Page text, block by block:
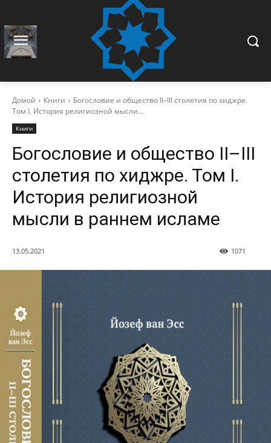
Домой Книги
Богословие и общество II–III столетия по хиджре.
Том I. История религиозной мысли...
Книги
Богословие и общество II–III
столетия по хиджре. Том I.
История религиозной
мысли в раннем исламе
13.05.2021 1071